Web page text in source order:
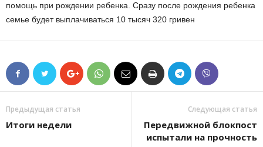
помощь при рождении ребенка. Сразу после рождения ребенка
семье будет выплачиваться 10 тысяч 320 гривен
Предыдущая статья
Итоги недели
Следующая статья
Передвижной блокпост
испытали на прочность